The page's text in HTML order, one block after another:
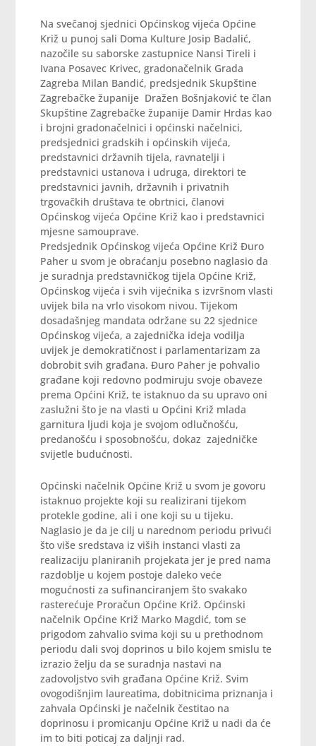
Na svečanoj sjednici Općinskog vijeća Općine
Križ u punoj sali Doma Kulture Josip Badalić,
nazočile su saborske zastupnice Nansi Tireli i
Ivana Posavec Krivec, gradonačelnik Grada
Zagreba Milan Bandić, predsjednik Skupštine
Zagrebačke županije Dražen Bošnjaković te član
Skupštine Zagrebačke županije Damir Hrdas kao
i brojni gradonačelnici i općinski načelnici,
predsjednici gradskih i općinskih vijeća,
predstavnici državnih tijela, ravnatelji i
predstavnici ustanova i udruga, direktori te
predstavnici javnih, državnih i privatnih
trgovačkih društava te obrtnici, članovi
Općinskog vijeća Općine Križ kao i predstavnici
mjesne samouprave.
Predsjednik Općinskog vijeća Općine Križ Đuro
Paher u svom je obraćanju posebno naglasio da
je suradnja predstavničkog tijela Općine Križ,
Općinskog vijeća i svih vijećnika s izvršnom vlasti
uvijek bila na vrlo visokom nivou. Tijekom
dosadašnjeg mandata održane su 22 sjednice
Općinskog vijeća, a zajednička ideja vodilja
uvijek je demokratičnost i parlamentarizam za
dobrobit svih građana. Đuro Paher je pohvalio
građane koji redovno podmiruju svoje obaveze
prema Općini Križ, te istaknuo da su upravo oni
zaslužni što je na vlasti u Općini Križ mlada
garnitura ljudi koja je svojom odlučnošću,
predanošću i sposobnošću, dokaz zajedničke
svijetle budućnosti.
Općinski načelnik Općine Križ u svom je govoru
istaknuo projekte koji su realizirani tijekom
protekle godine, ali i one koji su u tijeku.
Naglasio je da je cilj u narednom periodu privući
što više sredstava iz viših instanci vlasti za
realizaciju planiranih projekata jer je pred nama
razdoblje u kojem postoje daleko veće
mogućnosti za sufinanciranjem što svakako
rasterećuje Proračun Općine Križ. Općinski
načelnik Općine Križ Marko Magdić, tom se
prigodom zahvalio svima koji su u prethodnom
periodu dali svoj doprinos u bilo kojem smislu te
izrazio želju da se suradnja nastavi na
zadovoljstvo svih građana Općine Križ. Svim
ovogodišnjim laureatima, dobitnicima priznanja i
zahvala Općinski je načelnik čestitao na
doprinosu i promicanju Općine Križ u nadi da će
im to biti poticaj za daljnji rad.